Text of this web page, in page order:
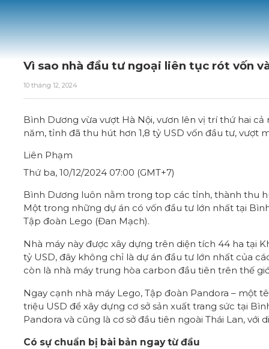
Vì sao nhà đầu tư ngoại liên tục rót vốn
10 tháng 12, 2024
Bình Dương vừa vượt Hà Nội, vươn lên vị trí thứ hai cả
năm, tỉnh đã thu hút hơn 1,8 tỷ USD vốn đầu tư, vượt
Liên Phạm
Thứ ba, 10/12/2024 07:00 (GMT+7)
Bình Dương luôn nằm trong top các tỉnh, thành thu
Một trong những dự án có vốn đầu tư lớn nhất tại
Tập đoàn Lego (Đan Mạch).
Nhà máy này được xây dựng trên diện tích 44 ha tại
tỷ USD, đây không chỉ là dự án đầu tư lớn nhất của
còn là nhà máy trung hòa carbon đầu tiên trên thế
Ngay cạnh nhà máy Lego, Tập đoàn Pandora – một
triệu USD để xây dựng cơ sở sản xuất trang sức tại
Pandora và cũng là cơ sở đầu tiên ngoài Thái Lan, với
Có sự chuẩn bị bài bản ngay từ đầu